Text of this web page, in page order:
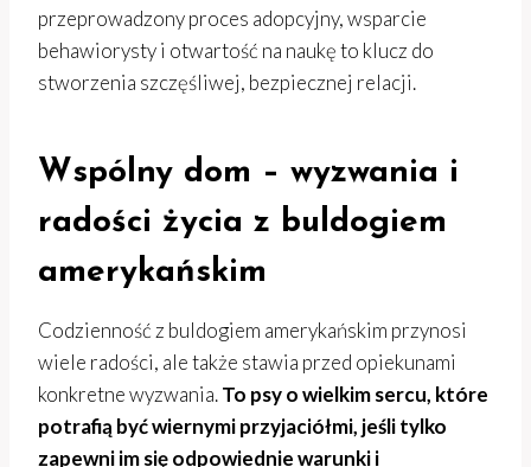
przeprowadzony proces adopcyjny, wsparcie
behawiorysty i otwartość na naukę to klucz do
stworzenia szczęśliwej, bezpiecznej relacji.
Wspólny dom – wyzwania i
radości życia z buldogiem
amerykańskim
Codzienność z buldogiem amerykańskim przynosi
wiele radości, ale także stawia przed opiekunami
konkretne wyzwania.To psy o wielkim sercu, które
potrafią być wiernymi przyjaciółmi, jeśli tylko
zapewni im się odpowiednie warunki i